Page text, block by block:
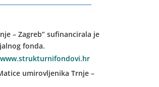
– Zagreb” sufinancirala je
fonda.
www.strukturnifondovi.hr
umirovljenika Trnje –